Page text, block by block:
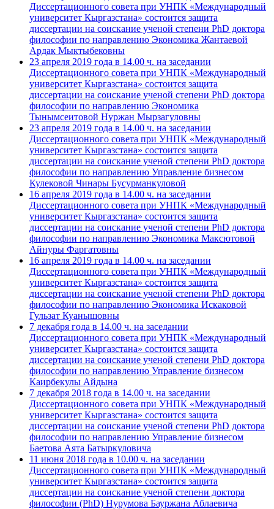
Диссертационного совета при УНПК «Международный
университет Кыргазстана» состоится защита
диссертации на соискание ученой степени PhD доктора
философии по направлению Экономика Жантаевой
Ардак Мыктыбековны
23 апреля 2019 года в 14.00 ч. на заседании
Диссертационного совета при УНПК «Международный
университет Кыргазстана» состоится защита
диссертации на соискание ученой степени PhD доктора
философии по направлению Экономика
Тынымсеитовой Нуржан Мырзагуловны
23 апреля 2019 года в 14.00 ч. на заседании
Диссертационного совета при УНПК «Международный
университет Кыргазстана» состоится защита
диссертации на соискание ученой степени PhD доктора
философии по направлению Управление бизнесом
Кулековой Чинары Бусурманкуловой
16 апреля 2019 года в 14.00 ч. на заседании
Диссертационного совета при УНПК «Международный
университет Кыргазстана» состоится защита
диссертации на соискание ученой степени PhD доктора
философии по направлению Экономика Максютовой
Айнуры Фаргатовны
16 апреля 2019 года в 14.00 ч. на заседании
Диссертационного совета при УНПК «Международный
университет Кыргазстана» состоится защита
диссертации на соискание ученой степени PhD доктора
философии по направлению Экономика Искаковой
Гульзат Куанышовны
7 декабря года в 14.00 ч. на заседании
Диссертационного совета при УНПК «Международный
университет Кыргазстана» состоится защита
диссертации на соискание ученой степени PhD доктора
философии по направлению Управление бизнесом
Каирбекулы Айдына
7 декабря 2018 года в 14.00 ч. на заседании
Диссертационного совета при УНПК «Международный
университет Кыргазстана» состоится защита
диссертации на соискание ученой степени PhD доктора
философии по направлению Управление бизнесом
Баетова Аята Батыркуловича
11 июня 2018 года в 10.00 ч. на заседании
Диссертационного совета при УНПК «Международный
университет Кыргазстана» состоится защита
диссертации на соискание ученой степени доктора
философии (PhD) Нурумова Бауржана Аблаевича